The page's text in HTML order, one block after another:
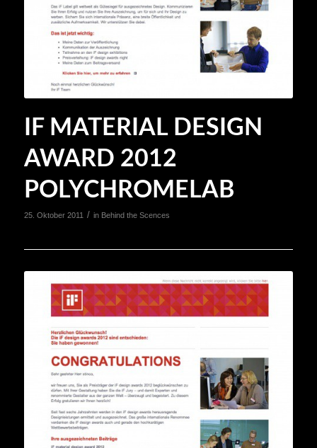
IF MATERIAL DESIGN
AWARD 2012
POLYCHROMELAB
25. Oktober 2011 / in Behind the Scences